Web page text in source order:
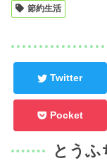
節約生活
Twitter
Pocket
とうふ